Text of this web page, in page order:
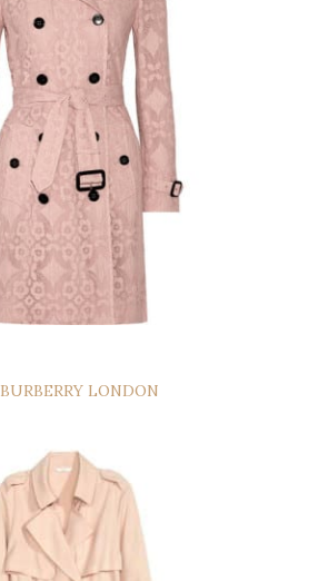
BURBERRY LONDON